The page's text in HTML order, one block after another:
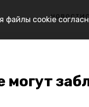
НОВОСТИ
могут
файлы cookie